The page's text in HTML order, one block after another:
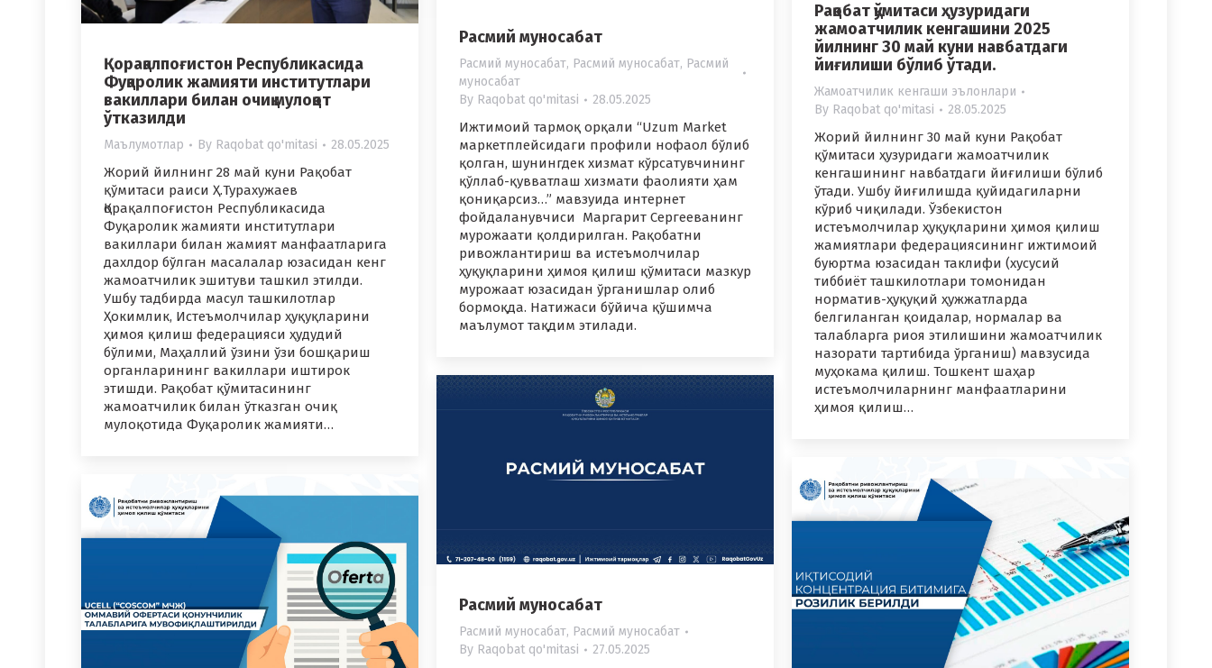
Рақобат қўмитаси ҳузуридаги
жамоатчилик кенгашини 2025
йилнинг 30 май куни навбатдаги
йиғилиши бўлиб ўтади.
Жамоатчилик кенгаши эълонлари
By Raqobat qo'mitasi 28.05.2025
Жорий йилнинг 30 май куни Рақобат
қўмитаси ҳузуридаги жамоатчилик
кенгашининг навбатдаги йиғилиши бўлиб
ўтади. Ушбу йиғилишда қуйидагиларни
кўриб чиқилади. Ўзбекистон
истеъмолчилар ҳуқуқларини ҳимоя қилиш
жамиятлари федерациясининг ижтимоий
буюртма юзасидан таклифи (хусусий
тиббиёт ташкилотлари томонидан
норматив-ҳуқуқий ҳужжатларда
белгиланган қоидалар, нормалар ва
талабларга риоя этилишини жамоатчилик
назорати тартибида ўрганиш) мавзусида
муҳокама қилиш. Тошкент шаҳар
истеъмолчиларнинг манфаатларини
ҳимоя қилиш…
Қорақалпоғистон Республикасида
Фуқаролик жамияти институтлари
вакиллари билан очиқ мулоқот
ўтказилди
Маълумотлар By Raqobat qo'mitasi 28.05.2025
Жорий йилнинг 28 май куни Рақобат
қўмитаси раиси Ҳ.Турахужаев
Қорақалпоғистон Республикасида
Фуқаролик жамияти институтлари
вакиллари билан жамият манфаатларига
дахлдор бўлган масалалар юзасидан кенг
жамоатчилик эшитуви ташкил этилди.
Ушбу тадбирда масул ташкилотлар
Ҳокимлик, Истеъмолчилар ҳуқуқларини
ҳимоя қилиш федерацияси ҳудудий
бўлими, Маҳаллий ўзини ўзи бошқариш
органларининг вакиллари иштирок
этишди. Рақобат қўмитасининг
жамоатчилик билан ўтказган очиқ
мулоқотида Фуқаролик жамияти…
Расмий муносабат
Расмий муносабат, Расмий муносабат, Расмий
муносабат
By Raqobat qo'mitasi 28.05.2025
Ижтимоий тармоқ орқали “Uzum Market
маркетплейсидаги профили нофаол бўлиб
қолган, шунингдек хизмат кўрсатувчининг
қўллаб-қувватлаш хизмати фаолияти ҳам
қониқарсиз…” мавзуида интернет
фойдаланувчиси Маргарит Сергееванинг
мурожаати қолдирилган. Рақобатни
ривожлантириш ва истеъмолчилар
ҳуқуқларини ҳимоя қилиш қўмитаси мазкур
мурожаат юзасидан ўрганишлар олиб
бормоқда. Натижаси бўйича қўшимча
маълумот тақдим этилади.
Расмий муносабат
Расмий муносабат, Расмий муносабат
By Raqobat qo'mitasi 27.05.2025